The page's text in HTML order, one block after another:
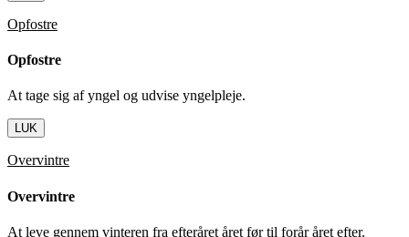
Opfostre
Opfostre
At tage sig af yngel og udvise yngelpleje.
LUK
Overvintre
Overvintre
At leve gennem vinteren fra efteråret året før til forår året efter.